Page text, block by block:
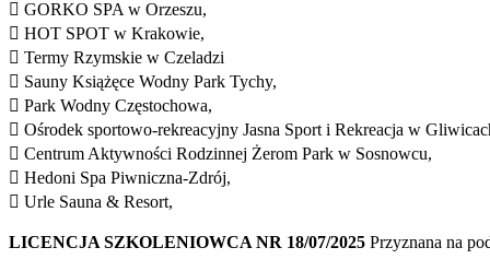
 GORKO SPA w Orzeszu,
 HOT SPOT w Krakowie,
 Termy Rzymskie w Czeladzi
 Sauny Książęce Wodny Park Tychy,
 Park Wodny Częstochowa,
 Ośrodek sportowo-rekreacyjny Jasna Sport i Rekreacja w
 Centrum Aktywności Rodzinnej Żerom Park w Sosnowcu,
 Hedoni Spa Piwniczna-Zdrój,
 Urle Sauna & Resort,
LICENCJA SZKOLENIOWCA NR 18/07/2025 Przyznana na